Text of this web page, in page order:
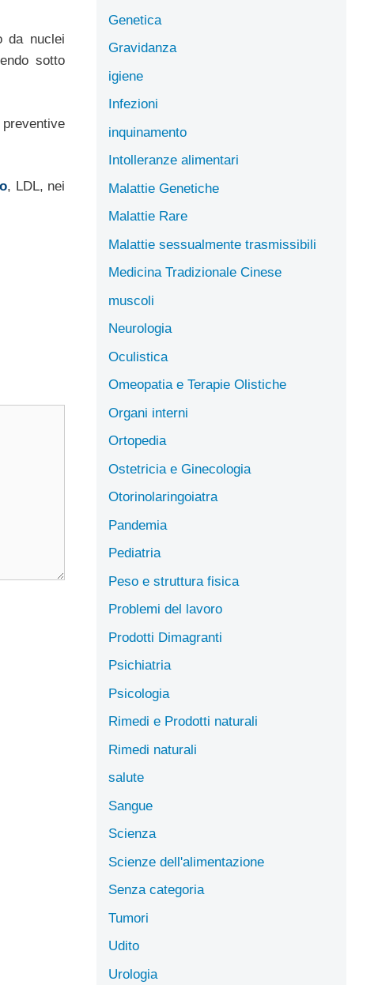
da nuclei
sotto
, LDL, nei
Genetica
Gravidanza
igiene
Infezioni
inquinamento
Intolleranze alimentari
Malattie Genetiche
Malattie Rare
Malattie sessualmente trasmissibili
Medicina Tradizionale Cinese
muscoli
Neurologia
Oculistica
Omeopatia e Terapie Olistiche
Organi interni
Ortopedia
Ostetricia e Ginecologia
Otorinolaringoiatra
Pandemia
Pediatria
Peso e struttura fisica
Problemi del lavoro
Prodotti Dimagranti
Psichiatria
Psicologia
Rimedi e Prodotti naturali
Rimedi naturali
salute
Sangue
Scienza
Scienze dell'alimentazione
Senza categoria
Tumori
Udito
Urologia